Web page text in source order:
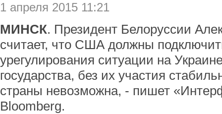
1 апреля 2015 11:21
МИНСК. Президент Белоруссии
считает, что США должны
урегулирования ситуации на
государства, без их участия
страны невозможна, - пишет
Bloomberg.